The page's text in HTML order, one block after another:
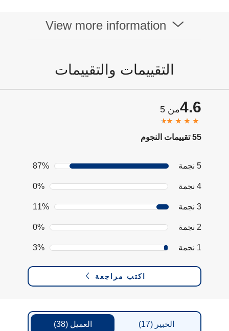
View more information
التقييمات والتقييمات
4.6من 5
55 تقييمات النجوم
5 نجمة 87%
4 نجمة 0%
3 نجمة 11%
2 نجمة 0%
1 نجمة 3%
اكتب مراجعة
العميل(38) الخبير (17)